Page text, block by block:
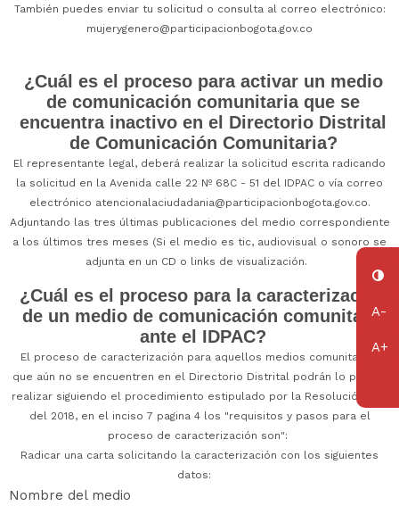
También puedes enviar tu solicitud o consulta al correo electrónico:
mujerygenero@participacionbogota.gov.co
¿Cuál es el proceso para activar un medio
de comunicación comunitaria que se
encuentra inactivo en el Directorio Distrital
de Comunicación Comunitaria?
El representante legal, deberá realizar la solicitud escrita radicando
la solicitud en la Avenida calle 22 Nº 68C - 51 del IDPAC o vía correo
electrónico atencionalaciudadania@participacionbogota.gov.co.
Adjuntando las tres últimas publicaciones del medio correspondiente
a los últimos tres meses (Si el medio es tic, audiovisual o sonoro se
adjunta en un CD o links de visualización.
¿Cuál es el proceso para la caracterización
de un medio de comunicación comunitaria
ante el IDPAC?
El proceso de caracterización para aquellos medios comunitarios
que aún no se encuentren en el Directorio Distrital podrán lo podrán
realizar siguiendo el procedimiento estipulado por la Resolución 095
del 2018, en el inciso 7 pagina 4 los "requisitos y pasos para el
proceso de caracterización son":
Radicar una carta solicitando la caracterización con los siguientes
datos:
Nombre del medio